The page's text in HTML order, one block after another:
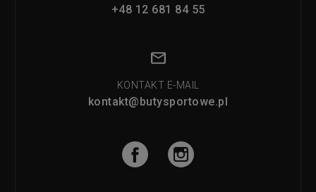
+48 12 681 84 55
KONTAKT E-MAIL
kontakt@butysportowe.pl